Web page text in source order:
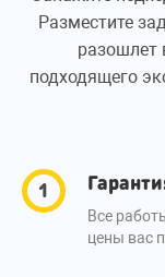
Разместите
разошлет
подходящего
Все
цены вас